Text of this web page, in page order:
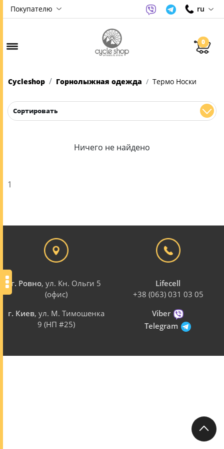
Покупателю ru
0
Cycleshop Горнолыжная одежда Термо Носки
Сортировать
Ничего не найдено
1
г. Ровно, ул. Кн. Ольги 5
(офис)
г. Киев, ул. М. Тимошенка
9 (НП #25)
Lifecell
+38 (063) 031 03 05
Viber
Telegram